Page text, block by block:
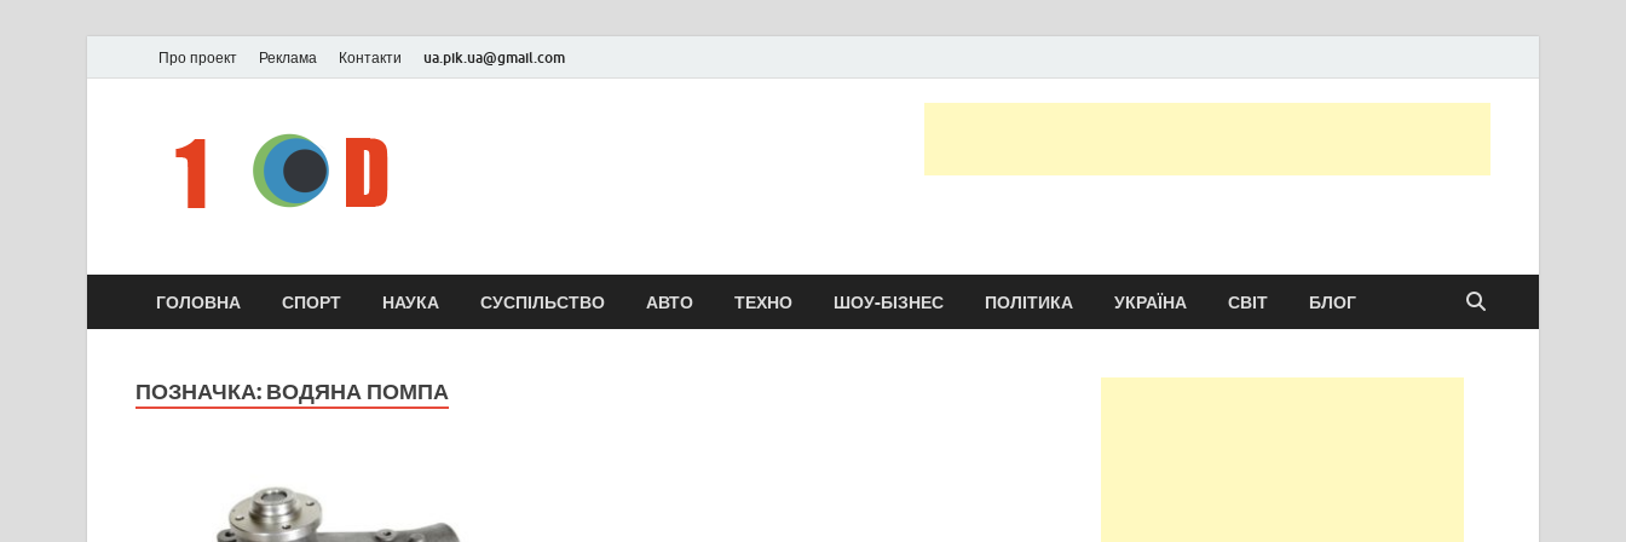
Про проект Реклама Контакти ua.pik.ua@gmail.com
Новини України та світу сьогодні
ГОЛОВНА СПОРТ НАУКА СУСПІЛЬСТВО АВТО ТЕХНО ШОУ-БІЗНЕС ПОЛІТИКА УКРАЇНА СВІТ БЛОГ
ПОЗНАЧКА: ВОДЯНА ПОМПА